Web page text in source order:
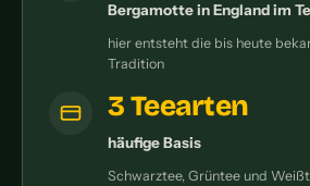
Bergamotte in England im
hier entsteht die bis heute
Tradition
3 Teearten
häufige Basis
Schwarztee, Grüntee und